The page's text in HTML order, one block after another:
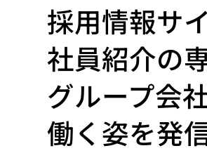
採用情報サ
社員紹介の
グループ会
働く姿を発